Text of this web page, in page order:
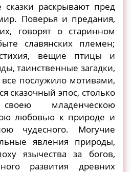
сказки раскрывают пред
Поверья и предания,
говорят о старинном
славянских племен;
стихия, вещие птицы и
таинственные загадки,
послужило мотивами,
сказочный эпос, столько
младенческою
любовью к природе и
чудесного. Могучие
явления природы,
язычества за богов,
развития древних